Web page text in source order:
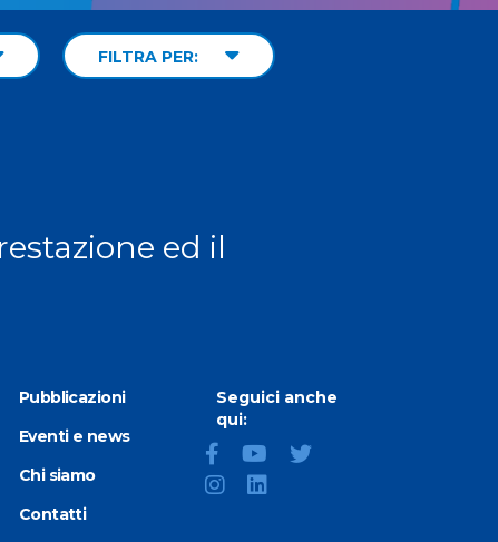
FILTRA PER:
ed il
Pubblicazioni
Eventi e news
Chi siamo
Contatti
Seguici anche
qui: